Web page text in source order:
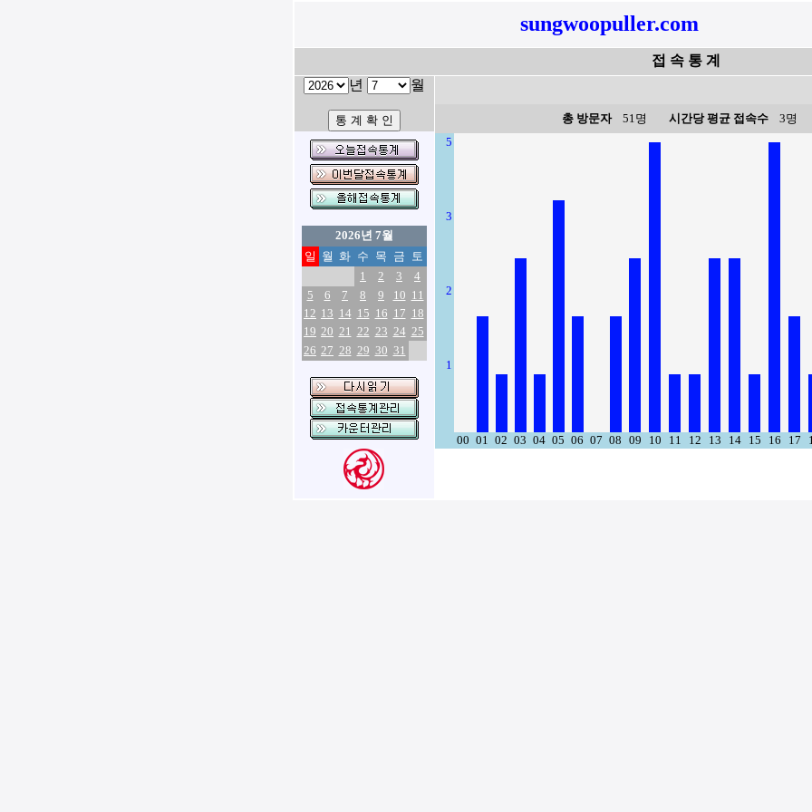
sungwoopuller.com
접 속 통 계
년 월
2026년 7월
일 월 화 수 목 금 토
1
2 3
4
5
6 7 8 9 10 11
12 13 14 15 16 17 18
19 20 21 22 23 24 25
26 27 28 29 30 31
총 방문자51명 시간당 평균 접속수3명
5
3
2
1
00 01 02 03 04 05 06 07 08 09 10 11 12 13 14 15 16 17